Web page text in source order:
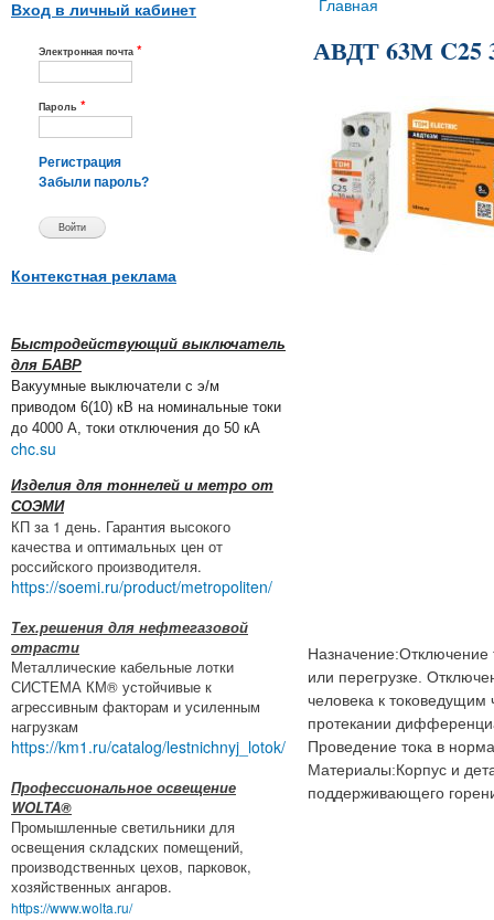
Вход в личный кабинет
Электронная почта *
Пароль *
Регистрация
Забыли пароль?
Контекстная реклама
Быстродействующий выключатель
для БАВР
Вакуумные выключатели с э/м
приводом 6(10) кВ на номинальные токи
до 4000 А, токи отключения до 50 кА
chc.su
Изделия для тоннелей и метро от
СОЭМИ
КП за 1 день. Гарантия высокого
качества и оптимальных цен от
российского производителя.
https://soemi.ru/product/metropoliten/
Тех.решения для нефтегазовой
отрасти
Металлические кабельные лотки
СИСТЕМА КМ® устойчивые к
агрессивным факторам и усиленным
нагрузкам
https://km1.ru/catalog/lestnichnyj_lotok/
Профессиональное освещение
WOLTA®
Промышленные светильники для
освещения складских помещений,
производственных цехов, парковок,
хозяйственных ангаров.
https://www.wolta.ru/
Вы здесь
Главная
АВДТ 63М C25
Назначение:Отключение
или перегрузке.
человека к токоведущим
протекании
Проведение тока в
Материалы:Корпус и
поддерживающего